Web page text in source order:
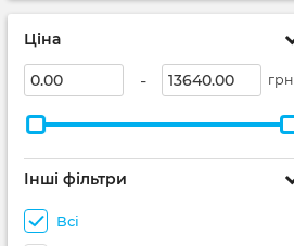
Ціна
- грн
Інші фільтри
Всі